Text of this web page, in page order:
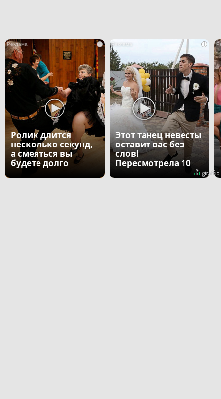
i
Ролик длится
несколько секунд,
а смеяться вы
будете долго
i
Этот танец невесты
оставит вас без
слов!
Пересмотрела 10